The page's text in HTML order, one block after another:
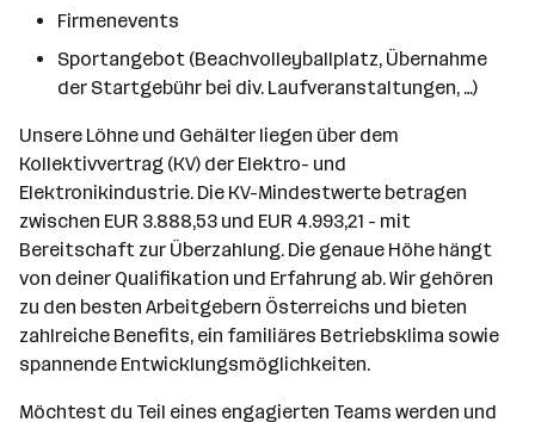
Firmenevents
Sportangebot (Beachvolleyballplatz, Übernahme
der Startgebühr bei div. Laufveranstaltungen, …)
Unsere Löhne und Gehälter liegen über dem
Kollektivvertrag (KV) der Elektro- und
Elektronikindustrie. Die KV-Mindestwerte betragen
zwischen EUR 3.888,53 und EUR 4.993,21 - mit
Bereitschaft zur Überzahlung. Die genaue Höhe hängt
von deiner Qualifikation und Erfahrung ab. Wir gehören
zu den besten Arbeitgebern Österreichs und bieten
zahlreiche Benefits, ein familiäres Betriebsklima sowie
spannende Entwicklungsmöglichkeiten.
Möchtest du Teil eines engagierten Teams werden und